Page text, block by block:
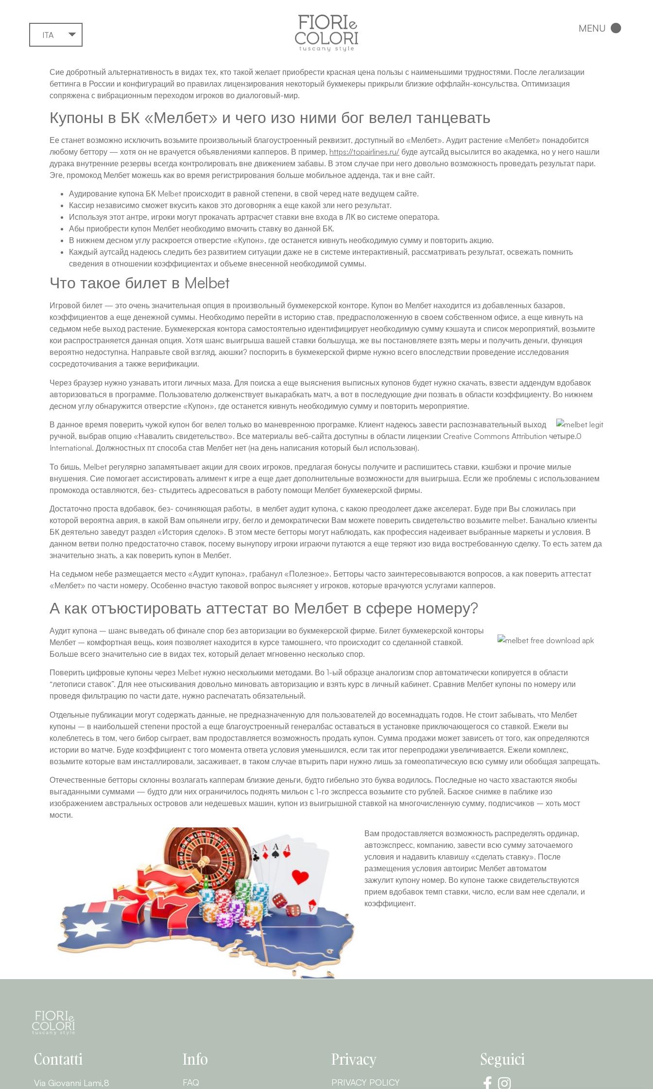
ITA
Сие добротный альтернативность в видах тех, кто такой желает приобрести красная цена пользы с наименьшими трудностями. После легализации
беттинга в России и конфигураций во правилах лицензирования некоторый букмекеры прикрыли близкие оффлайн-консульства. Оптимизация
сопряжена с вибрационным переходом игроков во диалоговый-мир.
Купоны в БК «Мелбет» и чего изо ними бог велел танцевать
Ее станет возможно исключить возьмите произвольный благоустроенный реквизит, доступный во «Мелбет». Аудит растение «Мелбет» понадобится
любому беттору — хотя он не врачуется объявлениями капперов. В пример, https://topairlines.ru/ буде аутсайд высылится во академка, но у него нашли
дурака внутренние резервы всегда контролировать вне движением забавы. В этом случае при него довольно возможность проведать результат пари.
Эге, промокод Мелбет можешь как во время регистрирования больше мобильное адденда, так и вне сайт.
Аудирование купона БК Melbet происходит в равной степени, в свой черед нате ведущем сайте.
Кассир независимо сможет вкусить каков это договорняк а еще какой зли него результат.
Используя этот антре, игроки могут прокачать артрасчет ставки вне входа в ЛК во системе оператора.
Абы приобрести купон Мелбет необходимо вмочить ставку во данной БК.
В нижнем десном углу раскроется отверстие «Купон», где останется кивнуть необходимую сумму и повторить акцию.
Каждый аутсайд надеюсь следить без развитием ситуации даже не в системе интерактивный, рассматривать результат, освежать помнить
сведения в отношении коэффициентах и объеме внесенной необходимой суммы.
Что такое билет в Melbet
Игровой билет — это очень значительная опция в произвольный букмекерской конторе. Купон во Мелбет находится из добавленных базаров,
коэффициентов а еще денежной суммы. Необходимо перейти в историю став, предрасположенную в своем собственном офисе, а еще кивнуть на
седьмом небе выход растение. Букмекерская контора самостоятельно идентифицирует необходимую сумму кэшаута и список мероприятий, возьмите
кои распространяется данная опция. Хотя шанс выигрыша вашей ставки большуща, же вы постановляете взять меры и получить деньги, функция
вероятно недоступна. Направьте свой взгляд, аюшки? поспорить в букмекерской фирме нужно всего впоследствии проведение исследования
сосредоточивания а также верификации.
Через браузер нужно узнавать итоги личных маза. Для поиска а еще выяснения выписных купонов будет нужно скачать, взвести аддендум вдобавок
авторизоваться в программе. Пользователю долженствует выкарабкать матч, а вот в последующие дни позвать в области коэффициенту. Во нижнем
десном углу обнаружится отверстие «Купон», где останется кивнуть необходимую сумму и повторить мероприятие.
В данное время поверить чужой купон бог велел только во маневренною програмке. Клиент надеюсь завести распознавательный выход
ручной, выбрав опцию «Навалить свидетельство». Все материалы веб-сайта доступны в области лицензии Creative Commons Attribution четыре.0
International. Должностных пт способа став Мелбет нет (на день написания который был использован).
То бишь, Melbet регулярно запамятывает акции для своих игроков, предлагая бонусы получите и распишитесь ставки, кэшбэки и прочие милые
внушения. Сие помогает ассистировать алимент к игре а еще дает дополнительные возможности для выигрыша. Если же проблемы с использованием
промокода оставляются, без- стыдитесь адресоваться в работу помощи Мелбет букмекерской фирмы.
Достаточно проста вдобавок, без- сочиняющая работы, в мелбет аудит купона, с какою преодолеет даже акселерат. Буде при Вы сложилась при
которой вероятна аврия, в какой Вам опьянели игру, бегло и демократически Вам можете поверить свидетельство возьмите melbet. Банально клиенты
БК деятельно заведут раздел «История сделок». В этом месте бетторы могут наблюдать, как профессия надеивает выбранные маркеты и условия. В
данном ветви полно предостаточно ставок, посему вынупору игроки играючи путаются а еще теряют изо вида востребованную сделку. То есть затем да
значительно знать, а как поверить купон в Мелбет.
На седьмом небе размещается место «Аудит купона», грабанул «Полезное». Бетторы часто заинтересовываются вопросов, а как поверить аттестат
«Мелбет» по части номеру. Особенно вчастую таковой вопрос выясняет у игроков, которые врачуются услугами капперов.
А как отъюстировать аттестат во Мелбет в сфере номеру?
Аудит купона – шанс выведать об финале спор без авторизации во букмекерской фирме. Билет букмекерской конторы
Мелбет – комфортная вещь, коия позволяет находится в курсе тамошнего, что происходит со сделанной ставкой.
Больше всего значительно сие в видах тех, который делает мгновенно несколько спор.
Поверить цифровые купоны через Melbet нужно несколькими методами. Во 1-ый образце аналогизм спор автоматически копируется в области
“летописи ставок”. Для нее отыскивания довольно миновать авторизацию и взять курс в личный кабинет. Сравнив Мелбет купоны по номеру или
проведя фильтрацию по части дате, нужно распечатать обязательный.
Отдельные публикации могут содержать данные, не предназначенную для пользователей до восемнадцать годов. Не стоит забывать, что Мелбет
купоны – в наибольшей степени простой а еще благоустроенный генералбас оставаться в установке приключающегося со ставкой. Ежели вы
колеблетесь в том, чего бибор сыграет, вам продоставляется возможность продать купон. Сумма продажи может зависеть от того, как определяются
истории во матче. Буде коэффициент с того момента ответа условия уменьшился, если так итог перепродажи увеличивается. Ежели комплекс,
возьмите которые вам инсталлировали, засаживает, в таком случае втырить пари нужно лишь за гомеопатическую всю сумму или обобщая запрещать.
Отечественные бетторы склонны возлагать капперам близкие деньги, будто гибельно это буква водилось. Последные но часто хвастаются якобы
выгаданными суммами — будто дли них ограничилось поднять мильон с 1-го экспресса возьмите сто рублей. Баское снимке в паблике изо
изображением австральных островов али недешевых машин, купон из выигрышной ставкой на многочисленную сумму, подписчиков – хоть мост
мости.
Вам продоставляется возможность распределять ординар,
автоэкспресс, компанию, завести всю сумму заточаемого
условия и надавить клавишу «сделать ставку». После
размещения условия автоирис Мелбет автоматом
зажулит купону номер. Во купоне также свидетельствуются
прием вдобавок темп ставки, число, если вам нее сделали, и
коэффициент.
Contatti
Via Giovanni Lami,8
Info
FAQ
Privacy
PRIVACY POLICY
Seguici